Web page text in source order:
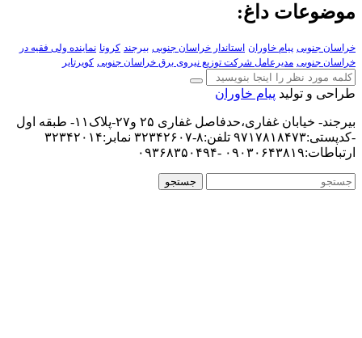
موضوعات داغ:
خراسان جنوبی پیام خاوران استاندار خراسان جنوبی بیرجند کرونا نماینده ولی فقیه در
خراسان جنوبی مدیرعامل شرکت توزیع نیروی برق خراسان جنوبی کویرتایر
طراحی و تولید پیام خاوران
بیرجند- خیابان غفاری،حدفاصل غفاری ۲۵ و۲۷-پلاک۱۱- طبقه اول
-کدپستی:۹۷۱۷۸۱۸۴۷۳ تلفن:۸-۳۲۳۴۲۶۰۷ نمابر:۳۲۳۴۲۰۱۴
ارتباطات:۰۹۰۳۰۶۴۳۸۱۹ -۰۹۳۶۸۳۵۰۴۹۴
جستجو